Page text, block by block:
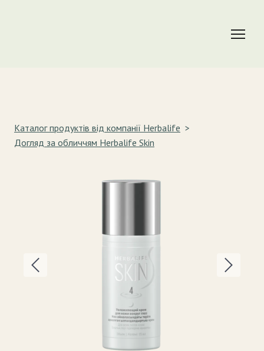
Каталог продуктів від компанії Herbalife
Догляд за обличчям Herbalife Skin